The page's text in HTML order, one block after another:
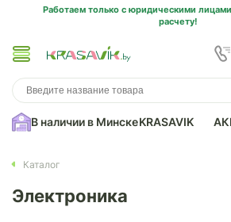
Работаем только с юридическими
расчету!
В наличии в МинскеKRASAVIK
Каталог
Электроника